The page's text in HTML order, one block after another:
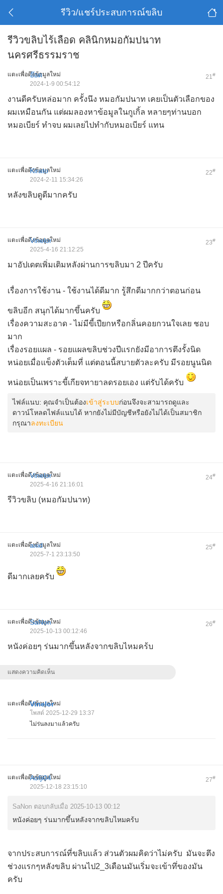
รีวิว/แชร์ประสบการณ์ขลิบ
รีวิวขลิบไร้เลือด คลินิกหมอกัมปนาท
นครศรีธรรมราช
แตะเพื่อดึงข้อมูลใหม่ 21#
อ๊อด
2024-1-9 00:54:12
งานดีครับหล่อมาก ครั้งนึง หมอกัมปนาท เคยเป็นตัวเลือกของ
ผมเหมือนกัน แต่ผมลองหาข้อมูลในกูเกิ้ล หลายๆท่านบอก
หมอเบียร์ ทำจบ ผมเลยไปทำกับหมอเบียร์ แทน
แตะเพื่อดึงข้อมูลใหม่ 22#
Kirato
2024-2-11 15:34:26
หลังขลิบดูดีมากครับ
แตะเพื่อดึงข้อมูลใหม่ 23#
Vinelor
2025-4-16 21:12:25
มาอัปเดตเพิ่มเติมหลังผ่านการขลิบมา 2 ปีครับ
เรื่องการใช้งาน - ใช้งานได้ดีมาก รู้สึกดีมากกว่าตอนก่อน
ขลิบอีก สนุกได้มากขึ้นครับ
เรื่องความสะอาด - ไม่มีขี้เปียกหรือกลิ่นคอยกวนใจเลย ชอบ
มาก
เรื่องรอยแผล - รอยแผลขลิบช่วงปีแรกยังมีอาการตึงรั้งนิด
หน่อยเมื่อแข็งตัวเต็มที่ แต่ตอนนี้สบายตัวละครับ มีรอยนูนนิด
หน่อยเป็นเพราะขี้เกียจทายาลดรอยเอง แต่รับได้ครับ
ไฟล์แนบ: คุณจำเป็นต้องเข้าสู่ระบบก่อนจึงจะสามารถดูและ
ดาวน์โหลดไฟล์แนบได้ หากยังไม่มีบัญชีหรือยังไม่ได้เป็นสมาชิก
กรุณาลงทะเบียน
แตะเพื่อดึงข้อมูลใหม่ 24#
Vinelor
2025-4-16 21:16:01
รีวิวขลิบ (หมอกัมปนาท)
แตะเพื่อดึงข้อมูลใหม่ 25#
axid
2025-7-1 23:13:50
ดีมากเลยครับ
แตะเพื่อดึงข้อมูลใหม่ 26#
SaNon
2025-10-13 00:12:46
หนังค่อยๆ ร่นมากขึ้นหลังจากขลิบไหมคร้บ
แสดงความคิดเห็น
แตะเพื่อดึงข้อมูลใหม่
Vinelor
โพสต์ 2025-12-29 13:37
ไม่ร่นลงมาแล้วครับ
แตะเพื่อดึงข้อมูลใหม่ 27#
Aofji04
2025-12-18 23:15:10
SaNon ตอบกลับเมื่อ 2025-10-13 00:12
หนังค่อยๆ ร่นมากขึ้นหลังจากขลิบไหมคร้บ
จากประสบการณ์ที่ขลิบเเล้ว​ ส่วนตัวผมคิดว่าไม่ครับ​ มันจะตึง
ช่วงเเรกๆหลังขลิบ​ ผ่านไป2_3เดือน​มันเริ่มจะเข้าทึ่ของมัน
ครับ